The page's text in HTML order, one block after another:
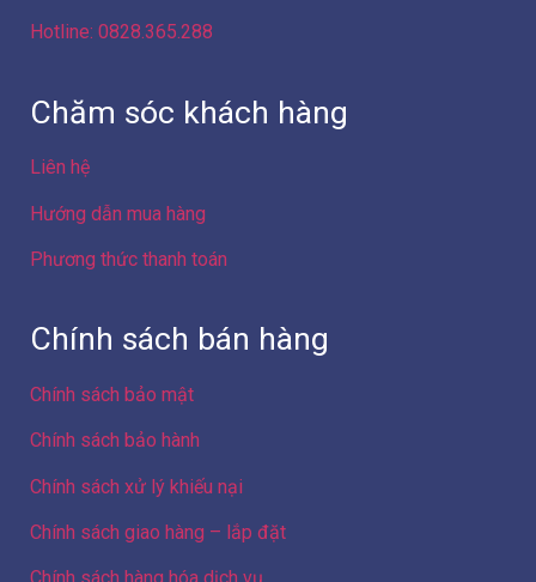
Hotline: 0828.365.288
Chăm sóc khách hàng
Liên hệ
Hướng dẫn mua hàng
Phương thức thanh toán
Chính sách bán hàng
Chính sách bảo mật
Chính sách bảo hành
Chính sách xử lý khiếu nại
Chính sách giao hàng – lắp đặt